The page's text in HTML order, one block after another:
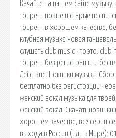
Качайте на нашем сайте
торрент новые и старые песни.
торрент в хорошем качестве,
клубная музыка новая
слушать club music что это.
торрент без регистрации и
Действие. Новинки музыки.
бесплатно без регистрации
женский вокал музыка для
женский вокал. Скачать
хорошем качестве, все серии
выхода в России (или в Мире):